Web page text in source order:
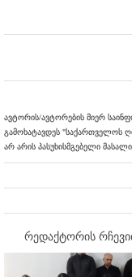
ავტორის/ავტორების მიერ
გამოხატავდეს "საქართველოს
არ არის პასუხისმგებელი
რედაქტორის